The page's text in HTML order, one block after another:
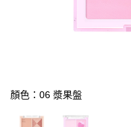
顏色：06 漿果盤